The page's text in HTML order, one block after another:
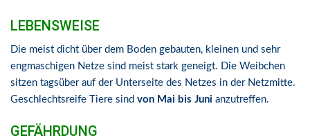
LEBENSWEISE
Die meist dicht über dem Boden gebauten, kleinen und sehr
engmaschigen Netze sind meist stark geneigt. Die Weibchen
sitzen tagsüber auf der Unterseite des Netzes in der Netzmitte.
Geschlechtsreife Tiere sind von Mai bis Juni anzutreffen.
GEFÄHRDUNG